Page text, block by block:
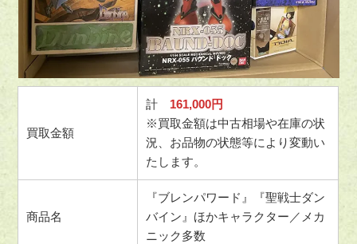
買取金額
計 161,000円
※買取金額は中古相場や在庫の状
況、お品物の状態等により変動い
たします。
商品名
『ブレンパワード』『聖戦士ダン
バイン』ほかキャラクター／メカ
ニック多数